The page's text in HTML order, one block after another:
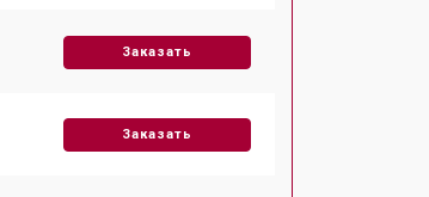
Заказать
Заказать